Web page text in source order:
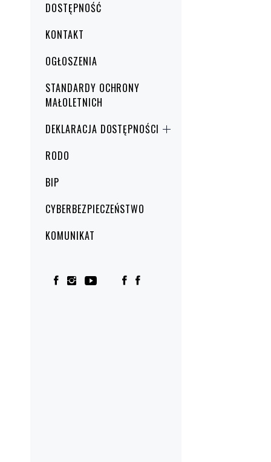
DOSTĘPNOŚĆ
KONTAKT
OGŁOSZENIA
STANDARDY OCHRONY
MAŁOLETNICH
DEKLARACJA DOSTĘPNOŚCI
RODO
BIP
CYBERBEZPIECZEŃSTWO
KOMUNIKAT